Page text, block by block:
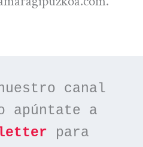
canal
apúntate a
para